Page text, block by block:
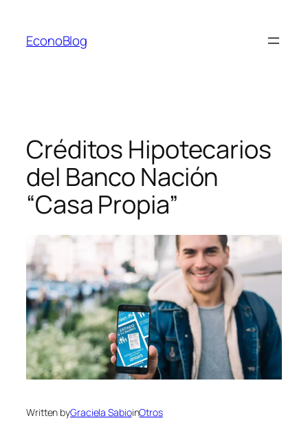
contenido
EconoBlog
Créditos Hipotecarios
del Banco Nación
“Casa Propia”
Written byGraciela SabioinOtros